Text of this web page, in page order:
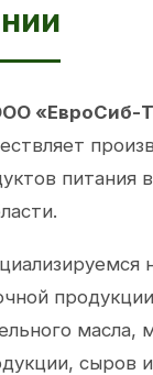
«ЕвроСиб-
питания
масла,
сыров